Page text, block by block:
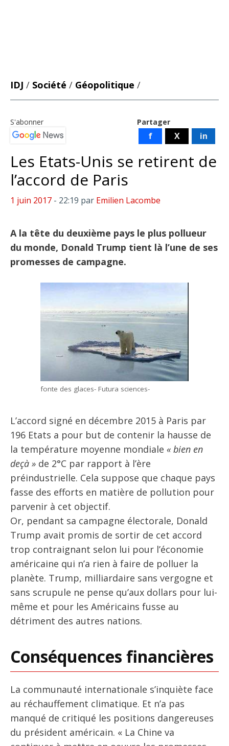
IDJ / Société / Géopolitique /
Partager
f X in
S'abonner
Les Etats-Unis se retirent de
l’accord de Paris
1 juin 2017 - 22:19 par Emilien Lacombe
A la tête du deuxième pays le plus pollueur
du monde, Donald Trump tient là l’une de ses
promesses de campagne.
fonte des glaces- Futura sciences-
L’accord signé en décembre 2015 à Paris par
196 Etats a pour but de contenir la hausse de
la température moyenne mondiale « bien en
deçà » de 2°C par rapport à l’ère
préindustrielle. Cela suppose que chaque pays
fasse des efforts en matière de pollution pour
parvenir à cet objectif.
Or, pendant sa campagne électorale, Donald
Trump avait promis de sortir de cet accord
trop contraignant selon lui pour l’économie
américaine qui n’a rien à faire de polluer la
planète. Trump, milliardaire sans vergogne et
sans scrupule ne pense qu’aux dollars pour lui-
même et pour les Américains fusse au
détriment des autres nations.
Conséquences financières
La communauté internationale s’inquiète face
au réchauffement climatique. Et n’a pas
manqué de critiqué les positions dangereuses
du président américain. « La Chine va